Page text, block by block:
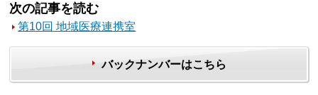
次の記事を読む
第10回 地域医療連携室
バックナンバーはこちら